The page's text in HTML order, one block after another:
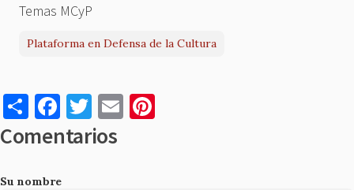
Temas MCyP
Plataforma en Defensa de la Cultura
S
h
ar
e
F
a
c
e
T
w
it
E
m
Comentarios
Su nombre